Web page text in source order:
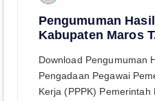
Pengumuman
Kabupaten Maros
Download Pengumuman
Pengadaan Pegawai
Kerja (PPPK)